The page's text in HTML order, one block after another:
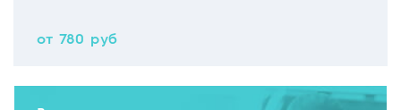
от 780 руб